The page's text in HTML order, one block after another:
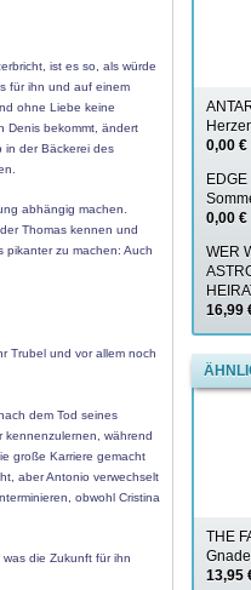
ist es so, als würde
für ihn und auf einem
ohne Liebe keine
Denis bekommt, ändert
in der Bäckerei des
abhängig machen.
Thomas kennen und
pikanter zu machen: Auch
Trubel und vor allem noch
dem Tod seines
kennenzulernen, während
große Karriere gemacht
aber Antonio verwechselt
obwohl Cristina
die Zukunft für ihn
0,00 €
0,00 €
WER
16,99
THE
Gnade
13,95